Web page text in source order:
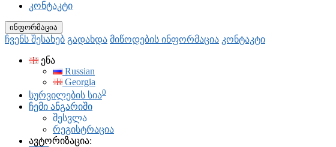
კონტაკტი
ინფორმაცია
ჩვენს შესახებ გადახდა მიწოდების ინფორმაცია კონტაკტი
ენა
Russian
Georgia
სურვილების სია0
ჩემი ანგარიში
შესვლა
რეგისტრაცია
ავტორიზაცია: